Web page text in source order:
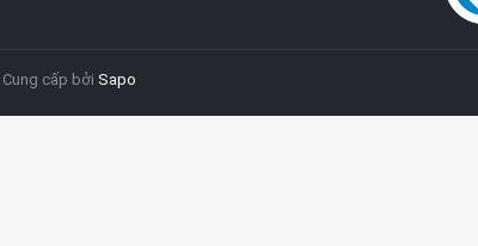
Cung cấp bởi Sapo